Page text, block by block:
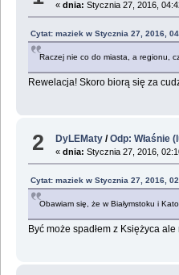
«dnia: Stycznia 27, 2016,
Cytat: maziek w Stycznia 27, 2016,
Raczej nie co do miasta, a regionu,
Rewelacja! Skoro biorą się za
2 DyLEMaty /Odp: Właśnie
«dnia: Stycznia 27, 2016,
Cytat: maziek w Stycznia 27, 2016,
Obawiam się, że w Białymstoku i
Być może spadłem z Księżyca